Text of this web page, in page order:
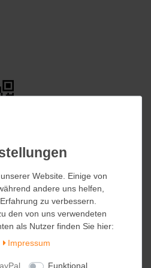
Website. Einige von
andere uns helfen,
zu verbessern.
den von uns verwendeten
als Nutzer finden Sie hier:
Impressum
Funktional
Website. Einige von
andere uns helfen,
zu verbessern.
den von uns verwendeten
als Nutzer finden Sie hier:
Impressum
Funktional